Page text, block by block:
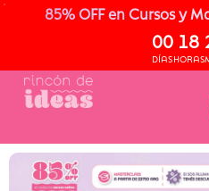
85% OFF en Cursos y
00
DÍAS
18
HORAS